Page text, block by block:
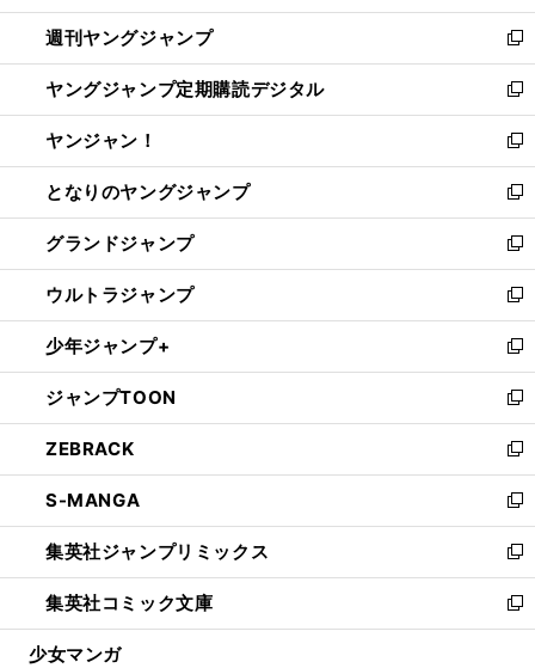
開
く
ウ
で
開
く
ン
ド
ウ
で
開
く
ウ
ィ
ン
ド
ウ
で
開
く
週刊ヤングジャンプ
新
し
い
ウ
ィ
ン
ド
ウ
で
開
く
ヤングジャンプ定期購読デジタル
新
し
い
ウ
ィ
ン
ド
ウ
で
開
く
ヤンジャン！
新
し
い
ウ
ィ
ン
ド
ウ
で
開
く
となりのヤングジャンプ
新
し
い
ウ
ィ
ン
ド
ウ
で
開
く
グランドジャンプ
新
し
い
ウ
ィ
ン
ド
ウ
で
開
く
ウルトラジャンプ
新
し
い
ウ
ィ
ン
ド
ウ
で
開
く
少年ジャンプ+
新
し
い
ウ
ィ
ン
ド
ウ
で
開
く
ジャンプTOON
新
し
い
ウ
ィ
ン
ド
ウ
で
開
ZEBRACK
新
し
い
ウ
ィ
ン
ド
ウ
S-MANGA
新
し
い
ウ
ィ
ン
集英社ジャンプリミックス
新
し
い
ウ
集英社コミック文庫
新
し
少女マンガ